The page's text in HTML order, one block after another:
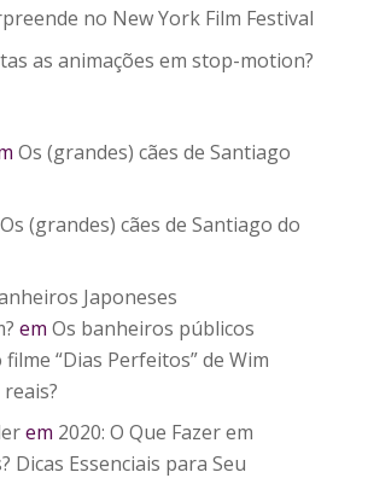
no New York Film Festival
as animações em stop-motion?
Os (grandes) cães de Santiago
Os (grandes) cães de Santiago do
Japoneses
em Os banheiros públicos
“Dias Perfeitos” de Wim
em 2020: O Que Fazer em
Dicas Essenciais para Seu